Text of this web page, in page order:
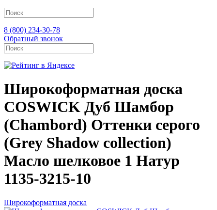
8 (800) 234-30-78
Обратный звонок
Широкоформатная доска
COSWICK Дуб Шамбор
(Chambord) Оттенки серого
(Grеy Shadow collection)
Масло шелковое 1 Натур
1135-3215-10
Широкоформатная доска